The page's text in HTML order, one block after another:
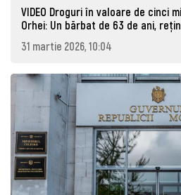
VIDEO Droguri în valoare de cinci
Orhei: Un bărbat de 63 de ani,
31 martie 2026, 10:04